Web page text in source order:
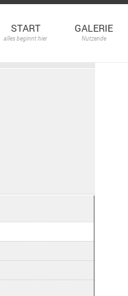
START
alles beginnt hier
GALERIE
Nutzende